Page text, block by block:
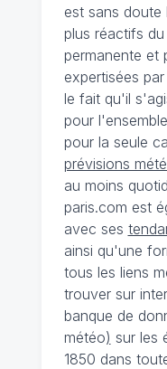
est sans doute
plus réactifs
permanente et
expertisées
le fait qu'il
pour
pour la seule
prévisions
au moins
paris.com est
avec ses
ainsi qu'une
tous les liens
trouver sur
banque de
météo) sur les
1850 dans